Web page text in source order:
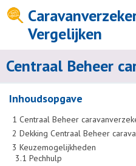
Vergelijken
Centraal Beheer
Inhoudsopgave
1 Centraal Beheer
2 Dekking Centraal Beheer
3 Keuzemogelijkheden
3.1 Pechhulp